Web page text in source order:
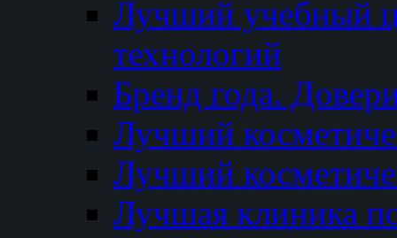
Лучший
технологий
Бренд года.
Лучший
Лучший
Лучшая клиника